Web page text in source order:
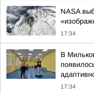
NASA
17:34
В
17:34